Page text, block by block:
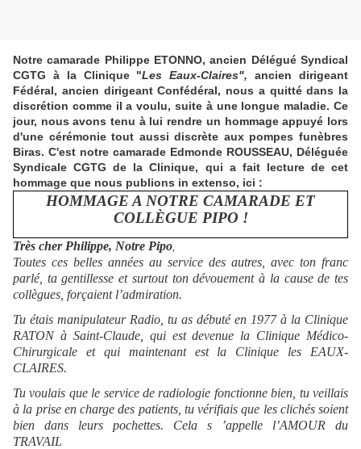
Notre camarade Philippe ETONNO, ancien Délégué Syndical
CGTG à la Clinique "Les Eaux-Claires",ancien dirigeant
Fédéral, ancien dirigeant Confédéral, nous a quitté dans la
discrétion comme il a voulu, suite à une longue maladie. Ce
jour, nous avons tenu à lui rendre un hommage appuyé lors
d'une cérémonie tout aussi discrète aux pompes funèbres
Biras. C'est notre camarade Edmonde ROUSSEAU, Déléguée
Syndicale CGTG de la Clinique, qui a fait lecture de cet
hommage que nous publions in extenso, ici :
HOMMAGE A NOTRE CAMARADE ET
COLLÈGUE PIPO !
Très cher Philippe, Notre Pipo
Toutes ces belles années au service des autres, avec ton franc
parlé, ta gentillesse et surtout ton dévouement à la cause de tes
collègues, forçaient l’admiration.
Tu étais manipulateur Radio, tu as débuté en 1977 à la Clinique
RATON à Saint-Claude, qui est devenue la Clinique Médico-
Chirurgicale et qui maintenant est la Clinique les EAUX-
CLAIRES.
Tu voulais que le service de radiologie fonctionne bien, tu veillais
à la prise en charge des patients, tu vérifiais que les clichés soient
bien dans leurs pochettes. Cela s ’appelle l’AMOUR du
TRAVAIL